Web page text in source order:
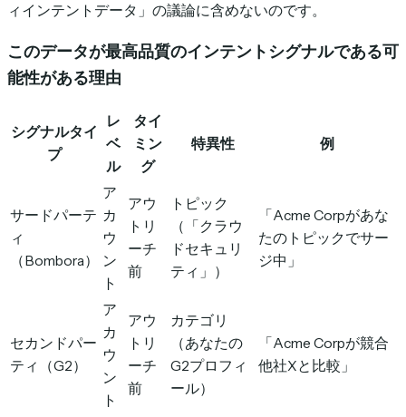
ィインテントデータ」の議論に含めないのです。
このデータが最高品質のインテントシグナルである可
能性がある理由
シグナルタイ
プ
レ
ベ
ル
タイ
ミン
グ
特異性 例
サードパーテ
ィ
（Bombora）
ア
カ
ウ
ン
ト
アウ
トリ
ーチ
前
トピック
（「クラウ
ドセキュリ
ティ」）
「Acme Corpがあな
たのトピックでサー
ジ中」
セカンドパー
ティ（G2）
ア
カ
ウ
ン
ト
アウ
トリ
ーチ
前
カテゴリ
（あなたの
G2プロフィ
ール）
「Acme Corpが競合
他社Xと比較」